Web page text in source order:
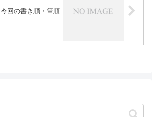
今回の書き順・筆順